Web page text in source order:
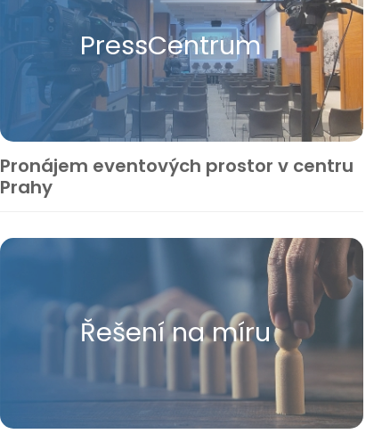
Press​Centrum
Pronájem eventových prostor v centru
Prahy
Řešení na míru